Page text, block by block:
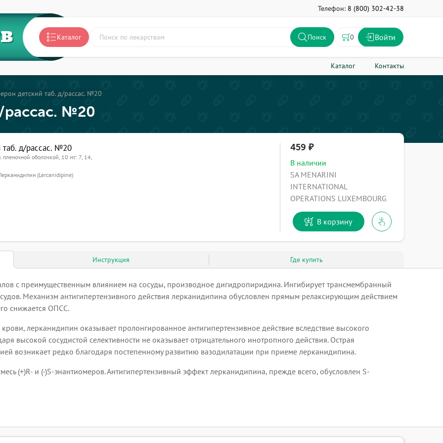
Телефон: 8 (800) 302-42-38
Каталог Поиск 0 Войти
Каталог Контакты
детский таб. д/рассас. №20
рассас. №20
д/рассас. №20
пленочной оболочкой, 10 мг: 7, 14,
(Lercanidipine)
459
В наличии
SA MENARINI
INTERNATIONAL
OPERATIONS LUXEMBOURG
В корзину
Инструкция Где купить
с преимущественным влиянием на сосуды, производное дигидропиридина. Ингибирует трансмембранный
Механизм антигипертензивного действия лерканидипина обусловлен прямым релаксирующим действием
снижается ОПСС.
лерканидипин оказывает пролонгированное антигипертензивное действие вследствие высокого
высокой сосудистой селективности не оказывает отрицательного инотропного действия. Острая
возникает редко благодаря постепенному развитию вазодилатации при приеме лерканидипина.
(+)R- и (-)S-энантиомеров. Антигипертензивный эффект лерканидипина, прежде всего, обусловлен S-